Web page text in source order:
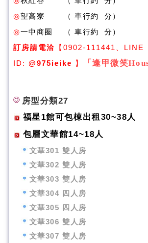
◎望高寮 （ 車行約 分）
◎一中商圈 （ 車行約 分）
訂房請電洽 【 0902-111441
、LINE
ID: @975ieike 】 「逢甲微笑
房型分類27
福星1館可包棟出租30~38人
包層文華館14~18人
文華301 雙人房
文華302 雙人房
文華303 雙人房
文華304 四人房
文華305 四人房
文華306 雙人房
文華307 雙人房